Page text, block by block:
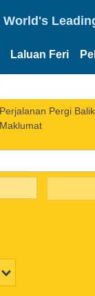
World's
Laluan Feri
Perjalanan Pergi
Maklumat